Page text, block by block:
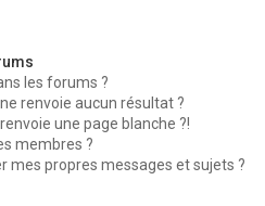
les forums ?
renvoie aucun résultat ?
une page blanche ?!
membres ?
mes propres messages et sujets ?